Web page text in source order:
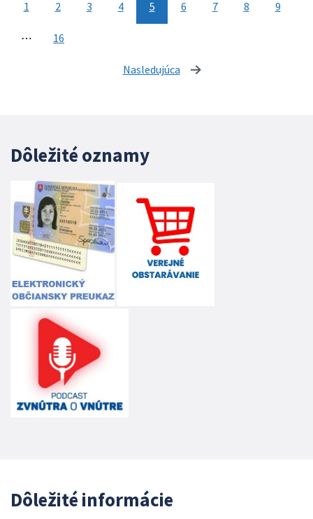
1 2 3 4 5 6 7 8 9
⋯ 16
Nasledujúca stránka
Dôležité oznamy
Dôležité informácie